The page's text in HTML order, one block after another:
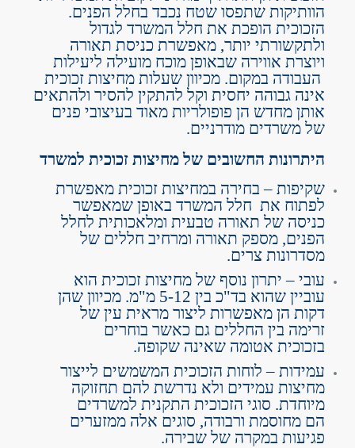
הוותיקות שתפסו שטח נכבד בחלל הפנים.
הזכוכית הופכת את חלל המשרד לגדול
ולתקשורתי יותר, מאפשרת כניסת תאורה
ויוצרת אווירה שבאופן מוכח מועילה ליעילות
העבודה במקום. מכיוון שעלות מחיצות זכוכית
אינה גבוהה יחסית וקל להתקין להסיר ולהתאים
אותן מחדש הן פופולריות מאוד בעיצובי פנים
של משרדים מודרניים.
היתרונות החשובים של מחיצות זכוכית למשרד
שקיפות – בחירה במחיצות זכוכית מאפשרת
לפתוח את חלל המשרד באופן שמאפשר
כניסה של תאורה טבעית ומלאכותית לחלל
הפנים, מספק תאורה ומרחיב חללים של
מסדרונות צרים.
עובי – יתרון נוסף של מחיצות זכוכית הוא
עוביין שהוא בד"כ בין 5-12 מ"מ. מכיוון שהן
דקות הן מאפשרות ליצור מראית עין של
זרימה בין החללים גם כאשר בוחרים
בזכוכית אטומה שאינה שקופה.
עמידות – לוחות הזכוכית המשמשים לייצור
מחיצות עמידים ולא נדרשת להם תחזוקה
מיוחדת. סוגי הזכוכית התקנית למשרדים
הם מחוסמת ורבודה, סוגים אלה ממזערים
פגיעות במקרה של שבירה.